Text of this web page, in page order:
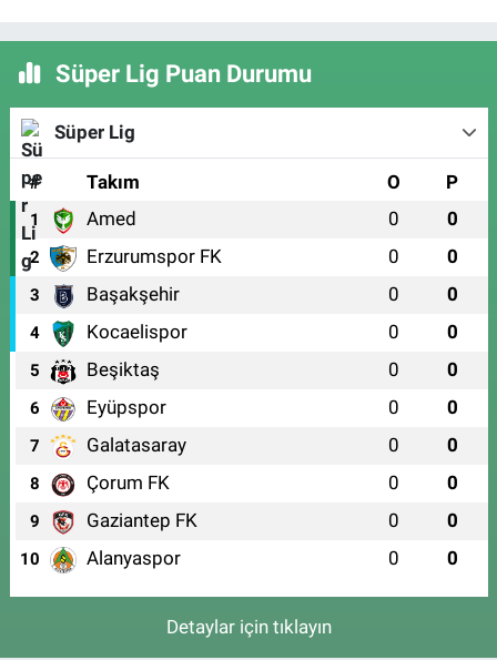
Süper Lig Puan Durumu
Süper Lig
# Takım O P
1 Amed 0 0
2 Erzurumspor FK 0 0
3 Başakşehir 0 0
4 Kocaelispor 0 0
5 Beşiktaş 0 0
6 Eyüpspor 0 0
7 Galatasaray 0 0
8 Çorum FK 0 0
9 Gaziantep FK 0 0
10 Alanyaspor 0 0
Detaylar için tıklayın